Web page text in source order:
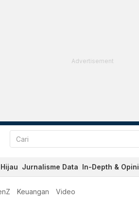
Advertisement
Jurnalisme Data In-Depth & Opini
Keuangan Video